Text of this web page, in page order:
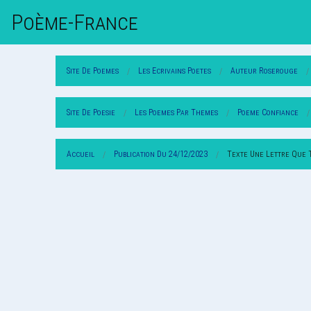
Poème-FrAnce
Site De Poemes Les Ecrivains Poetes Auteur Roserouge
Site De Poesie Les Poemes Par Themes Poeme Confiance
Accueil Publication Du 24/12/2023 Texte Une Lettre Que